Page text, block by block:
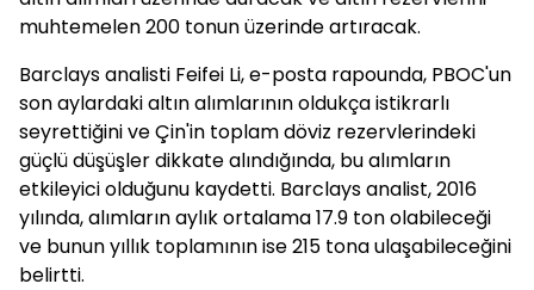
muhtemelen 200 tonun üzerinde artıracak.
Barclays analisti Feifei Li, e-posta rapounda, PBOC'un
son aylardaki altın alımlarının oldukça istikrarlı
seyrettiğini ve Çin'in toplam döviz rezervlerindeki
güçlü düşüşler dikkate alındığında, bu alımların
etkileyici olduğunu kaydetti. Barclays analist, 2016
yılında, alımların aylık ortalama 17.9 ton olabileceği
ve bunun yıllık toplamının ise 215 tona ulaşabileceğini
belirtti.